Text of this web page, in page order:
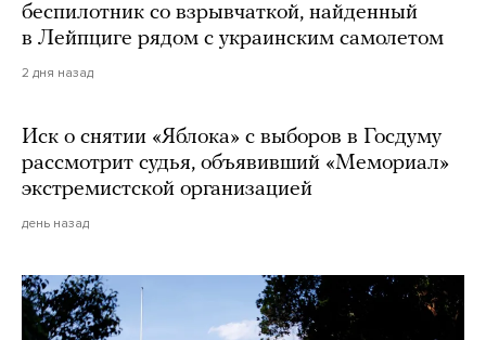
беспилотник со взрывчаткой, найденный
в Лейпциге рядом с украинским самолетом
2 дня назад
Иск о снятии «Яблока» с выборов в Госдуму
рассмотрит судья, объявивший «Мемориал»
экстремистской организацией
день назад